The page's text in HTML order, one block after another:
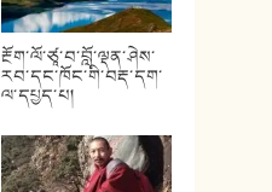
རྔོག་ལོ་ཙཱ་བ་བློ་ལྡན་ཤེས་
རབ་དང་ཁོང་གི་བརྡ་དག་
ལ་དཔྱད་པ།